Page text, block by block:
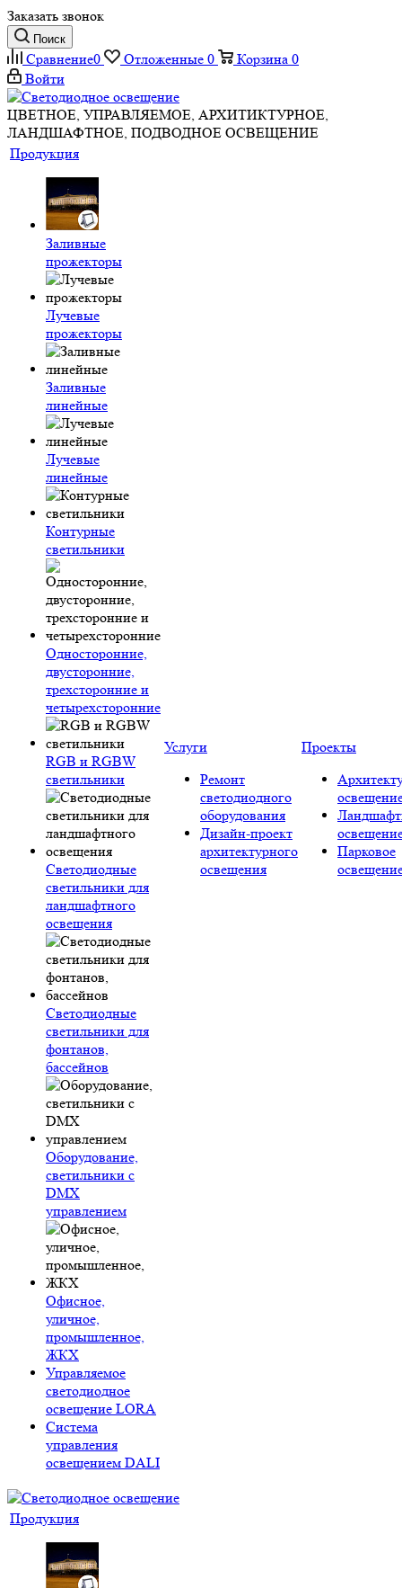
Заказать звонок
Поиск
Сравнение0 Отложенные 0 Корзина 0
Войти
ЦВЕТНОЕ, УПРАВЛЯЕМОЕ, АРХИТИКТУРНОЕ,
ЛАНДШАФТНОЕ, ПОДВОДНОЕ ОСВЕЩЕНИЕ
Продукция
Заливные
прожекторы
Лучевые
прожекторы
Заливные
линейные
Лучевые
линейные
Контурные
светильники
Односторонние,
двусторонние,
трехсторонние и
четырехсторонние
RGB и RGBW
светильники
Светодиодные
светильники для
ландшафтного
освещения
Светодиодные
светильники для
фонтанов,
бассейнов
Оборудование,
светильники с
DMX
управлением
Офисное,
уличное,
промышленное,
ЖКХ
Управляемое
светодиодное
освещение LORA
Система
управления
освещением DALI
Услуги
Ремонт
светодиодного
оборудования
Дизайн-проект
архитектурного
освещения
Проекты
Парковое
Продукция